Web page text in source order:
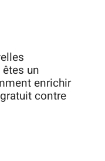
un
enrichir
contre